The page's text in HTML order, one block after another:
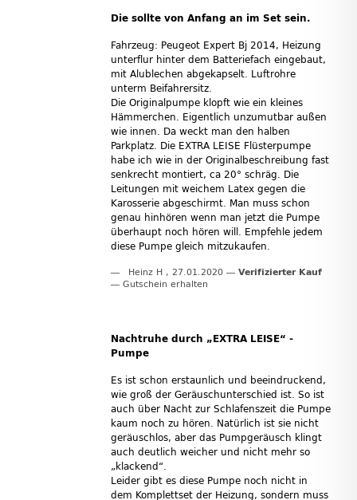
Die sollte von Anfang an im Set sein.
Fahrzeug: Peugeot Expert Bj 2014, Heizung
unterflur hinter dem Batteriefach eingebaut,
mit Alublechen abgekapselt. Luftrohre
unterm Beifahrersitz.
Die Originalpumpe klopft wie ein kleines
Hämmerchen. Eigentlich unzumutbar außen
wie innen. Da weckt man den halben
Parkplatz. Die EXTRA LEISE Flüsterpumpe
habe ich wie in der Originalbeschreibung fast
senkrecht montiert, ca 20° schräg. Die
Leitungen mit weichem Latex gegen die
Karosserie abgeschirmt. Man muss schon
genau hinhören wenn man jetzt die Pumpe
überhaupt noch hören will. Empfehle jedem
diese Pumpe gleich mitzukaufen.
Heinz H , 27.01.2020
Verifizierter Kauf
Gutschein erhalten
Nachtruhe durch „EXTRA LEISE“ -
Pumpe
Es ist schon erstaunlich und beeindruckend,
wie groß der Geräuschunterschied ist. So ist
auch über Nacht zur Schlafenszeit die Pumpe
kaum noch zu hören. Natürlich ist sie nicht
geräuschlos, aber das Pumpgeräusch klingt
auch deutlich weicher und nicht mehr so
„klackend“.
Leider gibt es diese Pumpe noch nicht in
dem Komplettset der Heizung, sondern muss